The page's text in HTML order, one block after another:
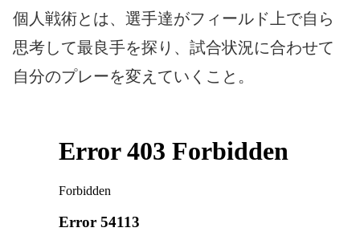
個人戦術とは、選手達がフィールド上で自ら
思考して最良手を探り、試合状況に合わせて
自分のプレーを変えていくこと。